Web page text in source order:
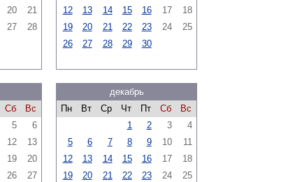
20
21
27
28
12
13 14 15 16 17
18
19
20 21 22 23 24
25
26
27 28 29 30
Сб
Вс
5
6
12
13
19
20
26
27
декабрь
Пн
Вт Ср Чт Пт Сб
Вс
1
2 3
4
5
6 7 8 9 10
11
12
13 14 15 16 17
18
19
20 21 22 23 24
25